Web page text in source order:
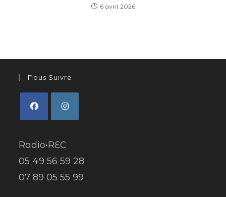
6 avril 2026
Nous Suivre
Radio•REC
05 49 56 59 28
07 89 05 55 99